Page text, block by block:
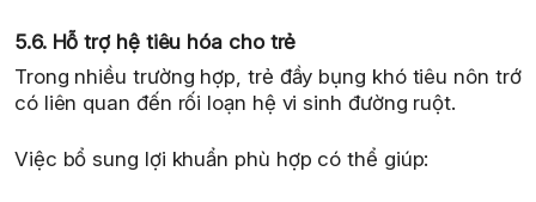
5.6. Hỗ trợ hệ tiêu hóa cho trẻ
Trong nhiều trường hợp, trẻ đầy bụng khó tiêu nôn trớ
có liên quan đến rối loạn hệ vi sinh đường ruột.
Việc bổ sung lợi khuẩn phù hợp có thể giúp: